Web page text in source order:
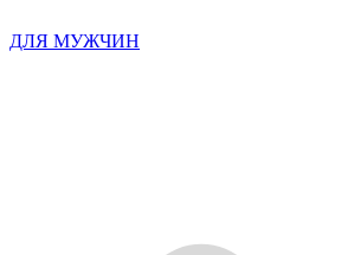
ДЛЯ МУЖЧИН